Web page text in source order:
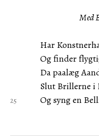
Med
Har
Og finder
Da paalæg
Slut Brillerne i
Og syng en